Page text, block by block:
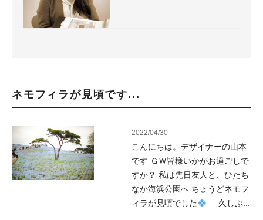
ネモフィラが見頃です...
2022/04/30
こんにちは。デザイナーの山本
です ＧＷ皆様いかがお過ごしで
すか？ 私は先日友人と、ひたち
なか海浜公園へ ちょうどネモフ
ィラが見頃でした
久しぶ...